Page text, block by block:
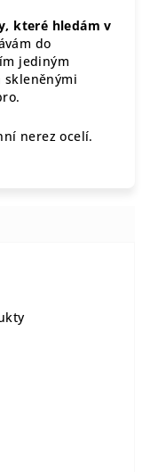
které hledám v
do
jediným
skleněnými
nerez ocelí.
hvězdiček.
hvězdiček.
hvězdiček.